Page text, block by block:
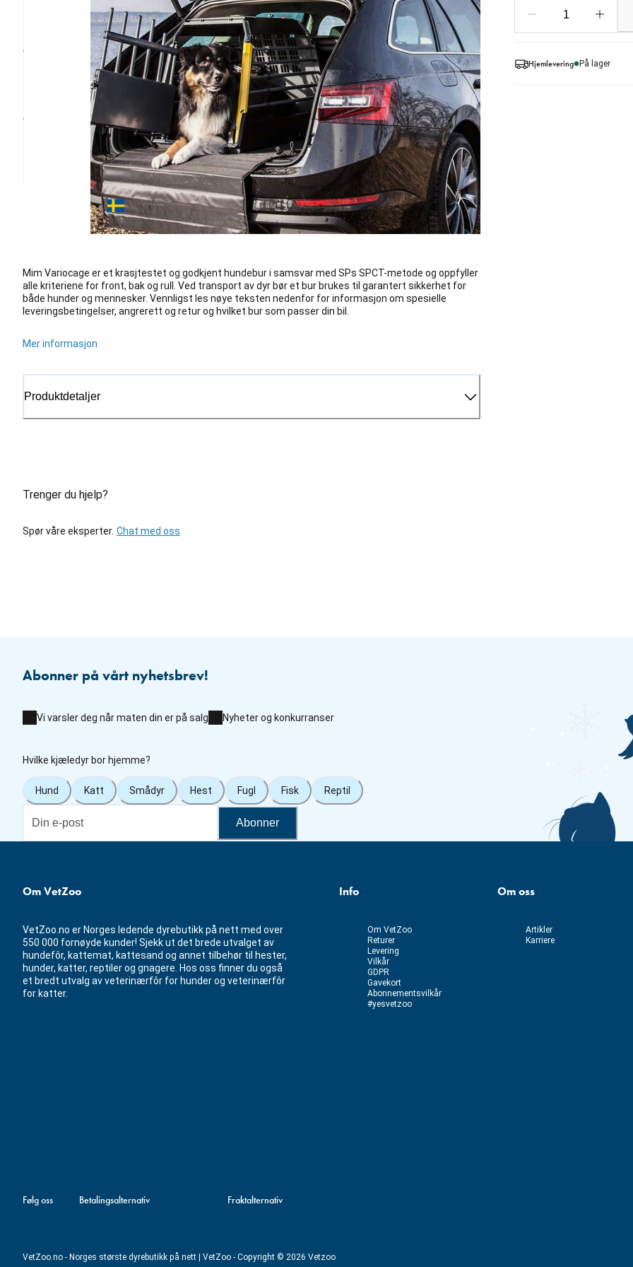
Mim Variocage er et krasjtestet og godkjent hundebur i samsvar med SPs SPCT-metode og oppfyller
alle kriteriene for front, bak og rull. Ved transport av dyr bør et bur brukes til garantert sikkerhet for
både hunder og mennesker. Vennligst les nøye teksten nedenfor for informasjon om spesielle
leveringsbetingelser, angrerett og retur og hvilket bur som passer din bil.
Mer informasjon
Produktdetaljer
Trenger du hjelp?
Spør våre eksperter. Chat med oss
Hjemlevering På lager
Abonner på vårt nyhetsbrev!
Vi varsler deg når maten din er på salg Nyheter og konkurranser
Hvilke kjæledyr bor hjemme?
Hund Katt Smådyr Hest Fugl Fisk Reptil
Abonner
Om VetZoo
VetZoo.no er Norges ledende dyrebutikk på nett med over
550 000 fornøyde kunder! Sjekk ut det brede utvalget av
hundefôr, kattemat, kattesand og annet tilbehør til hester,
hunder, katter, reptiler og gnagere. Hos oss finner du også
et bredt utvalg av veterinærfôr for hunder og veterinærfôr
for katter.
Info
Om VetZoo
Returer
Levering
Vilkår
GDPR
Gavekort
Abonnementsvilkår
#yesvetzoo
Om oss
Artikler
Karriere
Følg oss Betalingsalternativ Fraktalternativ
VetZoo.no - Norges største dyrebutikk på nett | VetZoo - Copyright © 2026 Vetzoo